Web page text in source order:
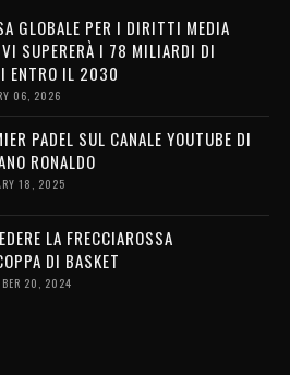
GLOBALE PER I DIRITTI MEDIA
SUPERERÀ I 78 MILIARDI DI
ENTRO IL 2030
06, 2026
PADEL SUL CANALE YOUTUBE DI
RONALDO
18, 2025
LA FRECCIAROSSA
DI BASKET
20, 2024